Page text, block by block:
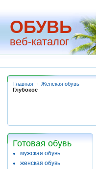
ОБУВЬ
веб-каталог
Главная
Женская обувь
Глубокое
Готовая обувь
мужская обувь
женская обувь